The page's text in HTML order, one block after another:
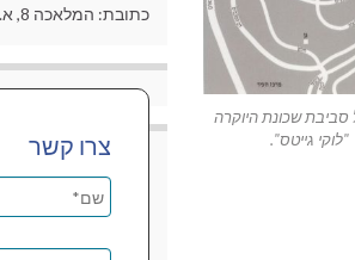
שכונת היוקרה
"לוקי גייטס".
כתובת: המלאכה 8, א.ת אפק ראש העין.
צרו קשר